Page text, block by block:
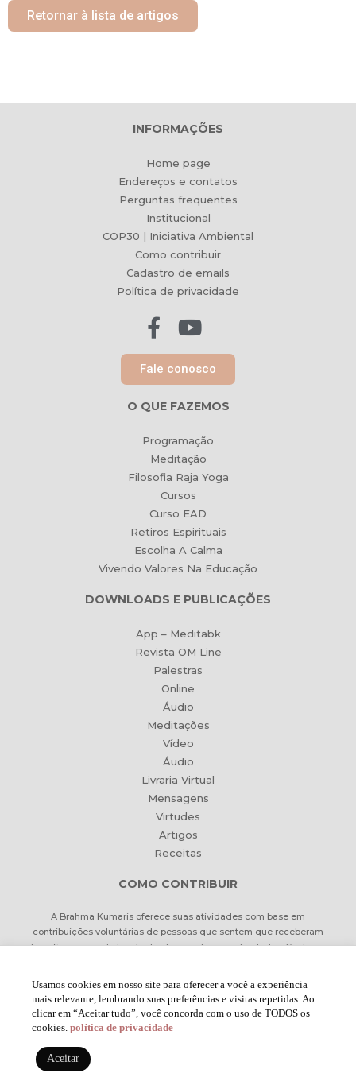
Retornar à lista de artigos
INFORMAÇÕES
Home page
Endereços e contatos
Perguntas frequentes
Institucional
COP30 | Iniciativa Ambiental
Como contribuir
Cadastro de emails
Política de privacidade
Fale conosco
O QUE FAZEMOS
Programação
Meditação
Filosofia Raja Yoga
Cursos
Curso EAD
Retiros Espirituais
Escolha A Calma
Vivendo Valores Na Educação
DOWNLOADS E PUBLICAÇÕES
App – Meditabk
Revista OM Line
Palestras
Online
Áudio
Meditações
Vídeo
Áudio
Livraria Virtual
Mensagens
Virtudes
Artigos
Receitas
COMO CONTRIBUIR
A Brahma Kumaris oferece suas atividades com base em
contribuições voluntárias de pessoas que sentem que receberam
benefício pessoal através de alguma de suas atividades. Conheça
Formas de Contribuir
2022 © BRAHMA KUMARIS POR
Usamos cookies em nosso site para oferecer a você a experiência
mais relevante, lembrando suas preferências e visitas repetidas. Ao
clicar em “Aceitar tudo”, você concorda com o uso de TODOS os
cookies. política de privacidade
Aceitar